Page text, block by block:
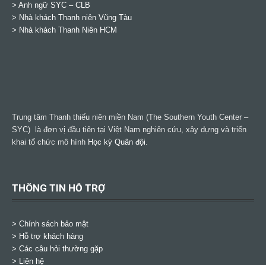
> Anh ngữ SYC – CLB
> Nhà khách Thanh niên Vũng Tàu
> Nhà khách Thanh Niên HCM
Trung tâm Thanh thiếu niên miền Nam (The Southern Youth Center –
SYC) là đơn vị đầu tiên tại Việt Nam nghiên cứu, xây dựng và triển
khai tổ chức mô hình Học kỳ Quân đội.
THÔNG TIN HỖ TRỢ
> Chính sách bảo mật
> Hỗ trợ khách hàng
> Các câu hỏi thường gặp
> Liên hệ